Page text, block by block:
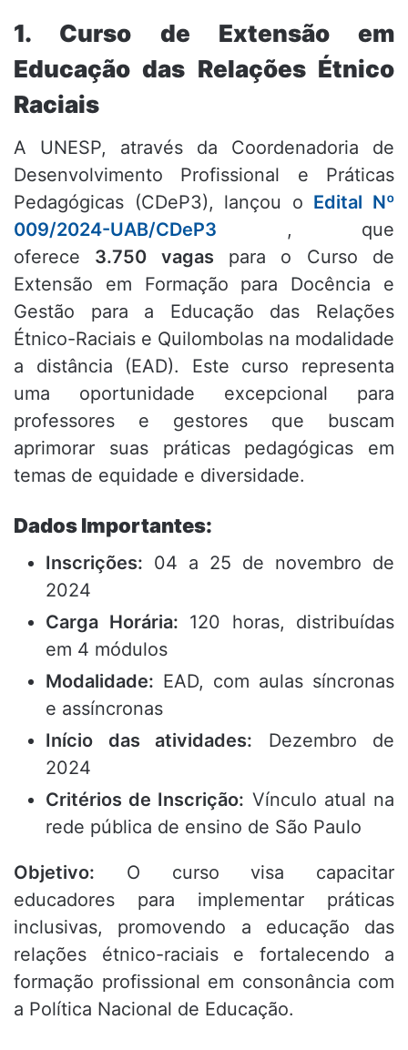
1. Curso de Extensão em
Educação das Relações Étnico
Raciais
A UNESP, através da Coordenadoria de
Desenvolvimento Profissional e Práticas
Pedagógicas (CDeP3), lançou o Edital Nº
009/2024-UAB/CDeP3 , que
oferece 3.750 vagas para o Curso de
Extensão em Formação para Docência e
Gestão para a Educação das Relações
Étnico-Raciais e Quilombolas na modalidade
a distância (EAD). Este curso representa
uma oportunidade excepcional para
professores e gestores que buscam
aprimorar suas práticas pedagógicas em
temas de equidade e diversidade.
Dados Importantes:
Inscrições: 04 a 25 de novembro de
2024
Carga Horária: 120 horas, distribuídas
em 4 módulos
Modalidade: EAD, com aulas síncronas
e assíncronas
Início das atividades: Dezembro de
2024
Critérios de Inscrição: Vínculo atual na
rede pública de ensino de São Paulo
Objetivo: O curso visa capacitar
educadores para implementar práticas
inclusivas, promovendo a educação das
relações étnico-raciais e fortalecendo a
formação profissional em consonância com
a Política Nacional de Educação.